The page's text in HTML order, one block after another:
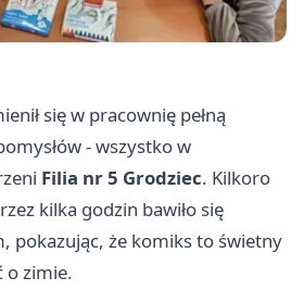
się w pracownię pełną
- wszystko w
Filia nr 5 Grodziec. Kilkoro
kilka godzin bawiło się
pokazując, że komiks to świetny
o zimie.